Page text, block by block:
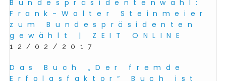
Bundespräsidentenwahl:
Frank-Walter Steinmeier
zum Bundespräsidenten
gewählt | ZEIT ONLINE
12/02/2017
Das Buch „Der fremde
Erfolgsfaktor“ Buch ist